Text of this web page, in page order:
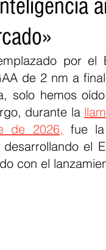
por el
de 2 nm a
solo hemos
durante la
de 2026, fue
el
con el